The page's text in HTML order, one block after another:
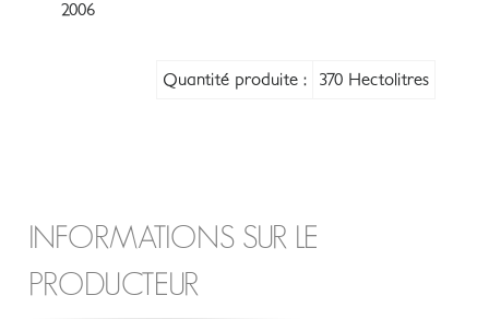
2006
Quantité produite : 370 Hectolitres
INFORMATIONS SUR LE
PRODUCTEUR